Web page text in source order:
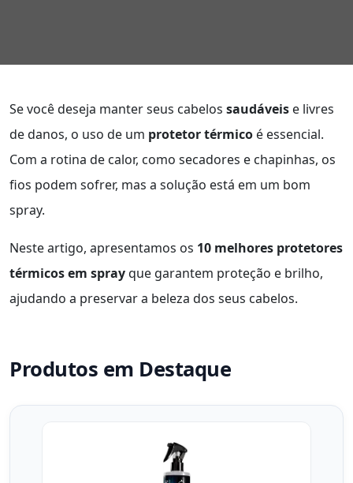
Se você deseja manter seus cabelos saudáveis e livres
de danos, o uso de um protetor térmico é essencial.
Com a rotina de calor, como secadores e chapinhas, os
fios podem sofrer, mas a solução está em um bom
spray.
Neste artigo, apresentamos os 10 melhores protetores
térmicos em sprayque garantem proteção e brilho,
ajudando a preservar a beleza dos seus cabelos.
Produtos em Destaque